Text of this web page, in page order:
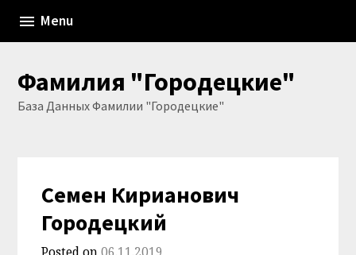
content
Menu
Фамилия "Городецкие"
База Данных Фамилии "Городецкие"
Семен Кирианович
Городецкий